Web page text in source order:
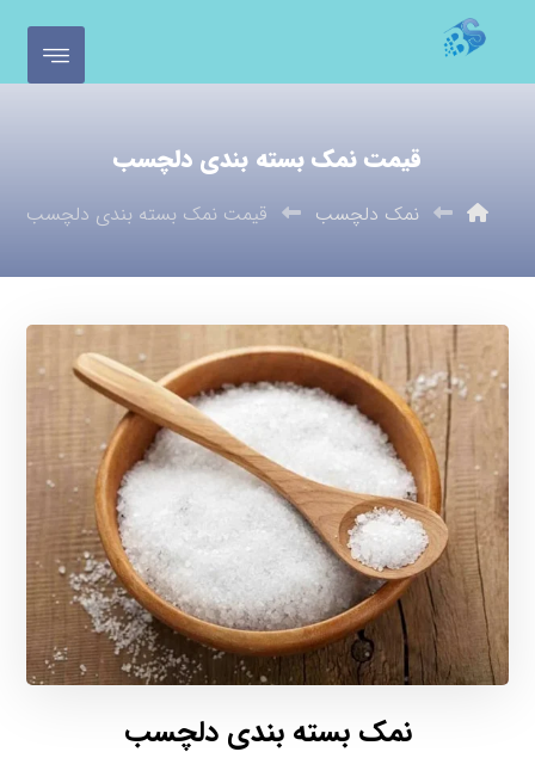
قیمت نمک بسته بندی دلچسب
نمک دلچسب قیمت نمک بسته بندی دلچسب
نمک بسته بندی دلچسب